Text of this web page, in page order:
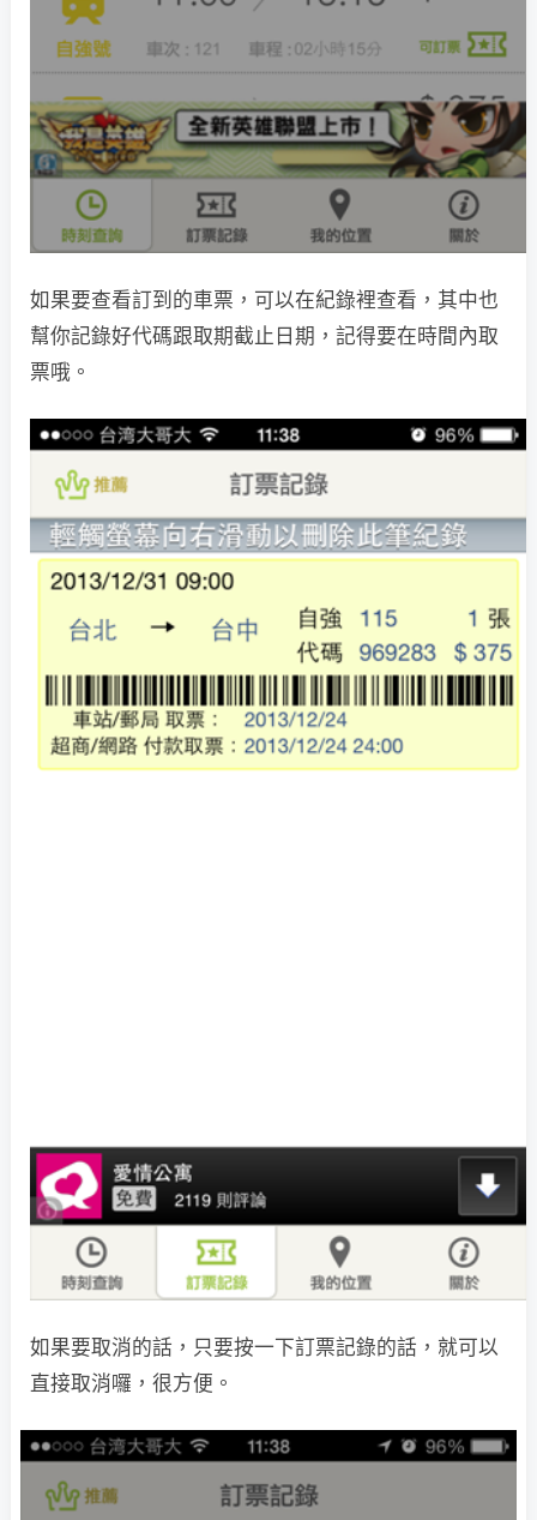
如果要查看訂到的車票，可以在紀錄裡查看，其中也
幫你記錄好代碼跟取期截止日期，記得要在時間內取
票哦。
如果要取消的話，只要按一下訂票記錄的話，就可以
直接取消囉，很方便。